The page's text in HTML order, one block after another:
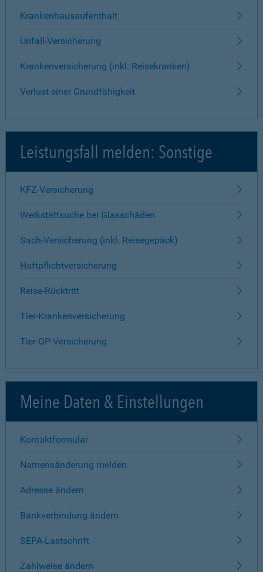
Krankenhausaufenthalt
Unfall-Versicherung
Krankenversicherung (inkl. Reisekranken)
Verlust einer Grundfähigkeit
Leistungsfall melden: Sonstige
KFZ-Versicherung
Werkstattsuche bei Glasschäden
Sach-Versicherung (inkl. Reisegepäck)
Haftpflichtversicherung
Reise-Rücktritt
Tier-Krankenversicherung
Tier-OP-Versicherung
Meine Daten & Einstellungen
Kontaktformular
Namensänderung melden
Adresse ändern
Bankverbindung ändern
SEPA-Lastschrift
Zahlweise ändern